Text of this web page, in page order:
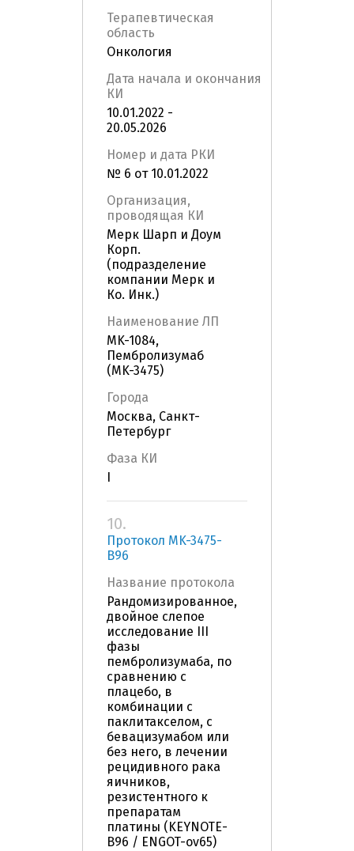
Терапевтическая
область
Онкология
Дата начала и окончания
КИ
10.01.2022 -
20.05.2026
Номер и дата РКИ
№ 6 от 10.01.2022
Организация,
проводящая КИ
Мерк Шарп и Доум
Корп.
(подразделение
компании Мерк и
Ко. Инк.)
Наименование ЛП
MK-1084,
Пембролизумаб
(MK-3475)
Города
Москва, Санкт-
Петербург
Фаза КИ
10.
Протокол MK-3475-
B96
Название протокола
Рандомизированное,
двойное слепое
исследование III
фазы
пембролизумаба, по
сравнению с
плацебо, в
комбинации с
паклитакселом, с
бевацизумабом или
без него, в лечении
рецидивного рака
яичников,
резистентного к
препаратам
платины (KEYNOTE-
B96 / ENGOT-ov65)